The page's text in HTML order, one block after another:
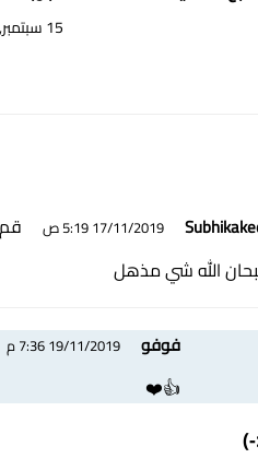
15 سبتمبر, 2024
17/11/2019 5:19 ص
الله شي مذهل
فوفو 19/11/2019 7:36 م
👍❤️
)